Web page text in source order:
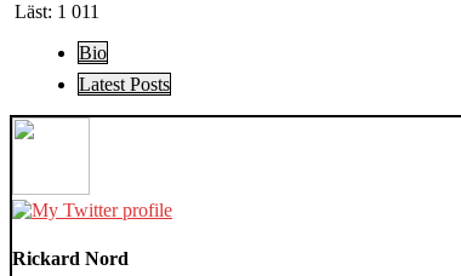
Läst: 1 011
following
tabs
change
Bio
Latest Posts
Rickard Nord